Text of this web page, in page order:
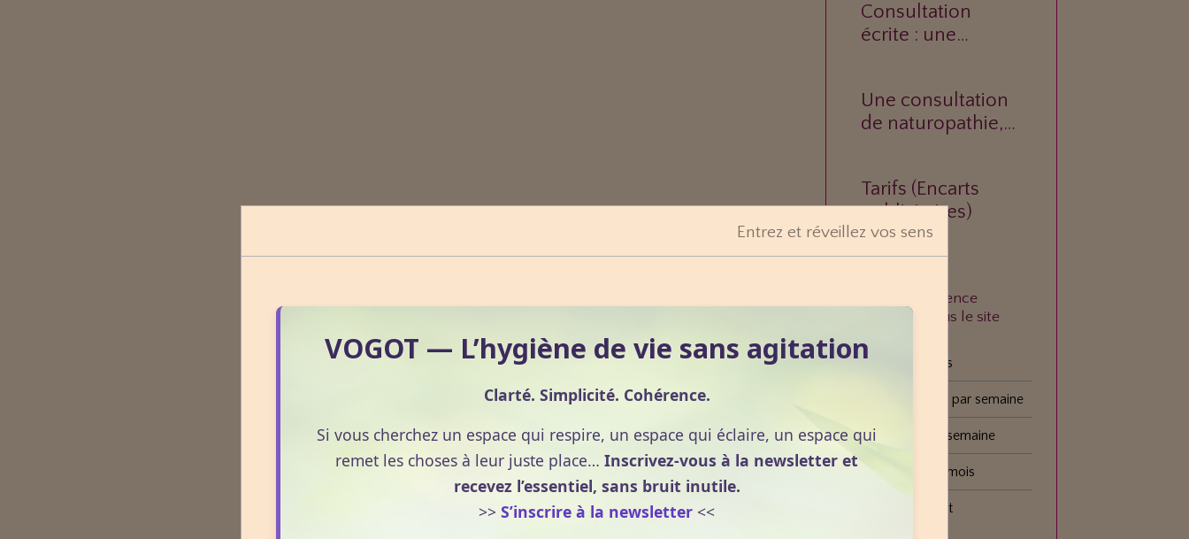
Consultation
écrite : une
votre question.
Une consultation
de naturopathie,
Tarifs (Encarts
publicitaires)
À quelle fréquence
consultez-vous le site
Tous les jours
Plusieurs fois par semaine
Une fois par semaine
Une fois par mois
Plus rarement
Entrez et réveillez vos sens
VOGOT — L’hygiène de vie sans agitation
Clarté. Simplicité. Cohérence.
Si vous cherchez un espace qui respire, un espace qui éclaire, un espace qui
remet les choses à leur juste place… Inscrivez-vous à la newsletter et
recevez l’essentiel, sans bruit inutile.
>> S’inscrire à la newsletter <<